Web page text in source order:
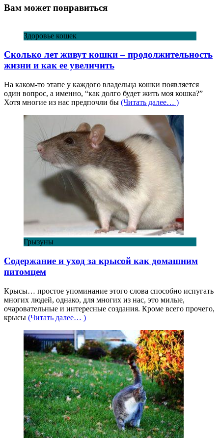
Вам может понравиться
Здоровье кошек
Сколько лет живут кошки – продолжительность
жизни и как ее увеличить
На каком-то этапе у каждого владельца кошки появляется
один вопрос, а именно, “как долго будет жить моя кошка?”
Хотя многие из нас предпочли бы (Читать далее… )
Грызуны
Содержание и уход за крысой как домашним
питомцем
Крысы… простое упоминание этого слова способно испугать
многих людей, однако, для многих из нас, это милые,
очаровательные и интересные создания. Кроме всего прочего,
крысы (Читать далее… )